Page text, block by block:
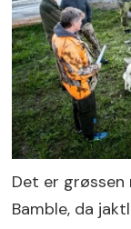
Det er grøssen
Bamble, da